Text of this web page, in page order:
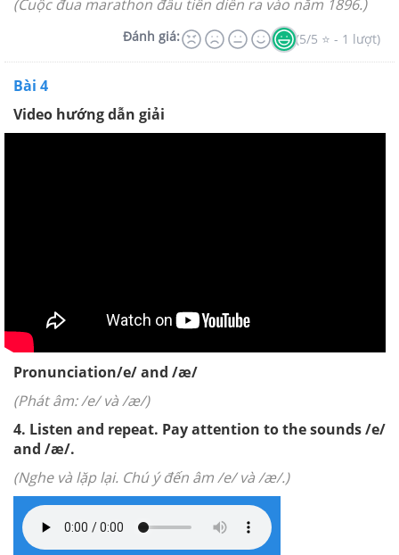
(Cuộc đua marathon đầu tiên diễn ra vào năm 1896.)
Đánh giá: (5/5 ⭐ - 1 lượt)
Bài 4
Video hướng dẫn giải
Pronunciation/e/ and /æ/
(Phát âm: /e/ và /æ/)
4. Listen and repeat. Pay attention to the sounds /e/
and /æ/.
(Nghe và lặp lại. Chú ý đến âm /e/ và /æ/.)